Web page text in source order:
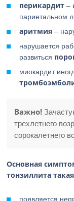
перикардит –
париетальном
аритмия –
нарушается
развиться
миокардит
Важно!
трехлетнего
сорокалетнего
Основная
тонзиллита
появляется